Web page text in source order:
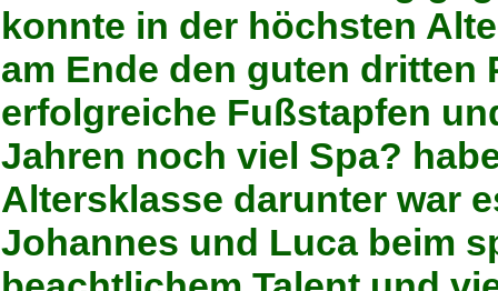
konnte in der höchsten
am Ende den guten dritten
erfolgreiche Fußstapfen
Jahren noch viel Spa?
Altersklasse darunter war
Johannes und Luca beim